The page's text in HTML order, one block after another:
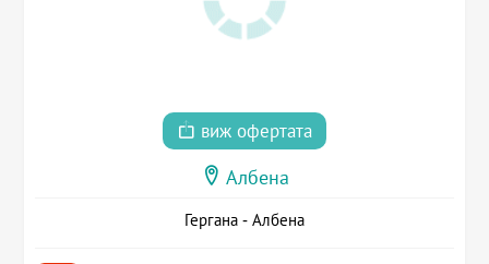
виж офертата
Албена
Гергана - Албена